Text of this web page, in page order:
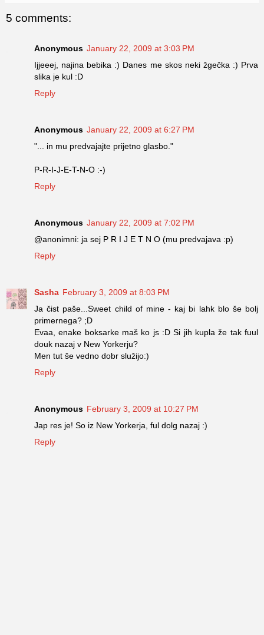
5 comments:
Anonymous January 22, 2009 at 3:03 PM
Ijjeeej, najina bebika :) Danes me skos neki žgečka :) Prva
slika je kul :D
Reply
Anonymous January 22, 2009 at 6:27 PM
"... in mu predvajajte prijetno glasbo."
P-R-I-J-E-T-N-O :-)
Reply
Anonymous January 22, 2009 at 7:02 PM
@anonimni: ja sej P R I J E T N O (mu predvajava :p)
Reply
Sasha February 3, 2009 at 8:03 PM
Ja čist paše...Sweet child of mine - kaj bi lahk blo še bolj
primernega? ;D
Evaa, enake boksarke maš ko js :D Si jih kupla že tak fuul
douk nazaj v New Yorkerju?
Men tut še vedno dobr služijo:)
Reply
Anonymous February 3, 2009 at 10:27 PM
Jap res je! So iz New Yorkerja, ful dolg nazaj :)
Reply